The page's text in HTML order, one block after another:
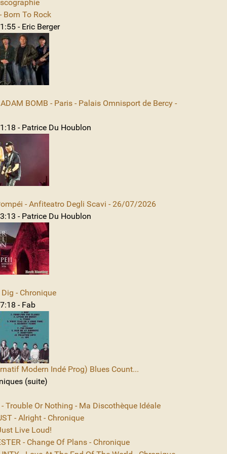
Born To Rock
- Eric Berger
BOMB - Paris - Palais Omnisport de Bercy -
- Patrice Du Houblon
- Anfiteatro Degli Scavi - 26/07/2026
- Patrice Du Houblon
- Chronique
- Fab
Modern Indé Prog) Blues Count...
(suite)
Trouble Or Nothing - Ma Discothèque Idéale
- Alright - Chronique
Live Loud!
- Change Of Plans - Chronique